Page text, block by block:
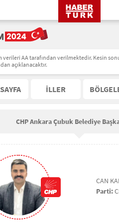
verileri AA tarafından verilmektedir. Kesin
açıklanacaktır.
İLLER
CHP Ankara Çubuk Belediye
CAN
Parti: